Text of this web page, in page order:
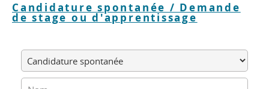
Candidature spontanée / Demande
de stage ou d'apprentissage